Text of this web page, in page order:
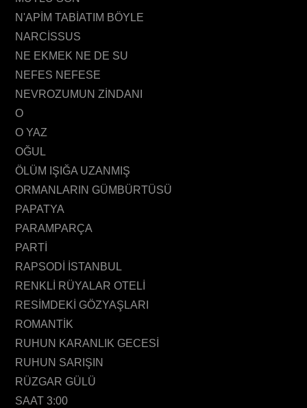
N'APİM TABİATIM BÖYLE
NARCİSSUS
NE EKMEK NE DE SU
NEFES NEFESE
NEVROZUMUN ZİNDANI
O
O YAZ
OĞUL
ÖLÜM IŞIĞA UZANMIŞ
ORMANLARIN GÜMBÜRTÜSÜ
PAPATYA
PARAMPARÇA
PARTİ
RAPSODİ İSTANBUL
RENKLİ RÜYALAR OTELİ
RESİMDEKİ GÖZYAŞLARI
ROMANTİK
RUHUN KARANLIK GECESİ
RUHUN SARIŞIN
RÜZGAR GÜLÜ
SAAT 3:00